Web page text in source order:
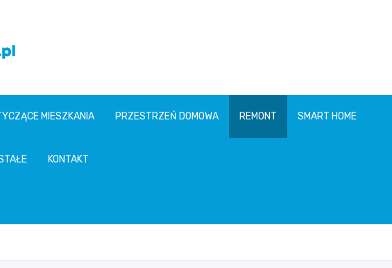
MIESZKANIA PRZESTRZEŃ DOMOWA REMONT SMART HOME
KONTAKT